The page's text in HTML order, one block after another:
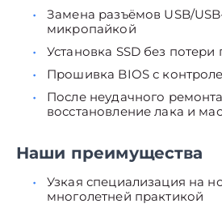
Замена разъёмов USB/
микропайкой
Установка SSD без
Прошивка BIOS с
После неудачного
восстановление лака и
Наши преимущества
Узкая специализация на
многолетней практикой